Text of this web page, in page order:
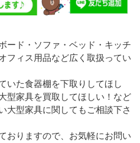
ード・ソファ・ベッド・キッチ
フィス用品など広く取扱ってい
いた食器棚を下取りしてほし
型家具を買取してほしい！など
大型家具に関してもご相談下さ
おりますので、お気軽にお問い